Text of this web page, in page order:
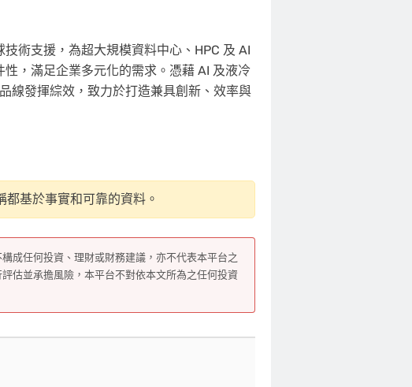
術支援，為超大規模資料中心、HPC 及 AI
，滿足企業多元化的需求。憑藉 AI 及液冷
線發揮綜效，致力於打造兼具創新、效率與
基於事實和可靠的資料。
成任何投資、理財或財務建議，亦不代表本平台之
估並承擔風險，本平台不對依本文所為之任何投資